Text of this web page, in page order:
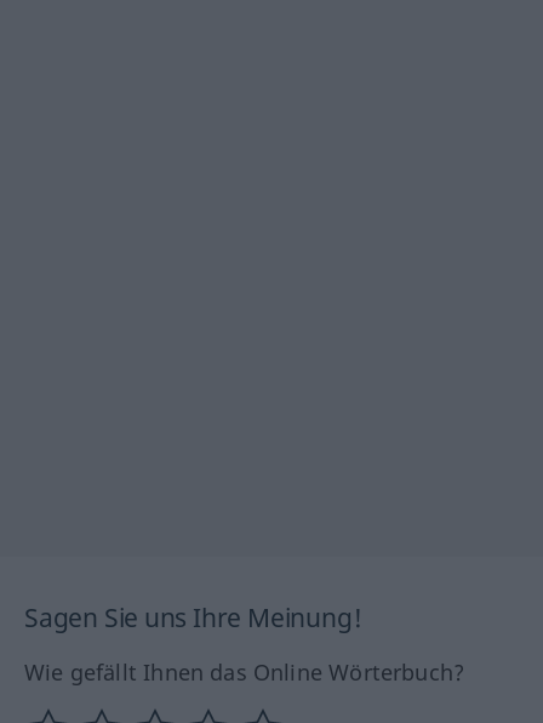
Sagen Sie uns Ihre Meinung!
Wie gefällt Ihnen das Online Wörterbuch?